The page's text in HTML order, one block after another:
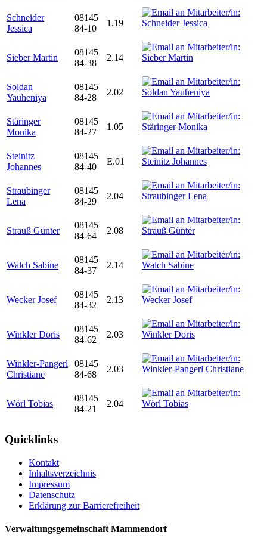
Schneider
Jessica
08145
84-10
1.19
Sieber Martin
08145
84-38
2.14
Soldan
Yauheniya
08145
84-28
2.02
Stäringer
Monika
08145
84-27
1.05
Steinitz
Johannes
08145
84-40
E.01
Straubinger
Lena
08145
84-29
2.04
Strauß Günter
08145
84-64
2.08
Walch Sabine
08145
84-37
2.14
Wecker Josef
08145
84-32
2.13
Winkler Doris
08145
84-62
2.03
Winkler-Pangerl
Christiane
08145
84-68
2.03
Wörl Tobias
08145
84-21
2.04
Quicklinks
Kontakt
Inhaltsverzeichnis
Impressum
Datenschutz
Erklärung zur Barrierefreiheit
Verwaltungsgemeinschaft Mammendorf